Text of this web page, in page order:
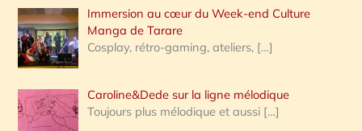
:
Immersion au cœur du Week-end Culture
Manga de Tarare
Cosplay, rétro-gaming, ateliers, […]
Caroline&Dede sur la ligne mélodique
Toujours plus mélodique et aussi […]